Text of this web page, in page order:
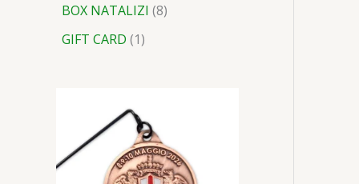
BOX NATALIZI 8
GIFT CARD 1